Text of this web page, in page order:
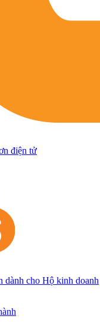
điện tử
dành cho Hộ kinh doanh